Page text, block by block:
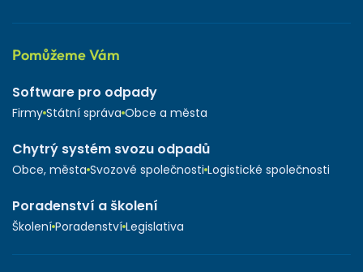
Pomůžeme Vám
Software pro odpady
Firmy Státní správa Obce a města
Chytrý systém svozu odpadů
Obce, města Svozové společnosti Logistické společnosti
Poradenství a školení
Školení Poradenství Legislativa